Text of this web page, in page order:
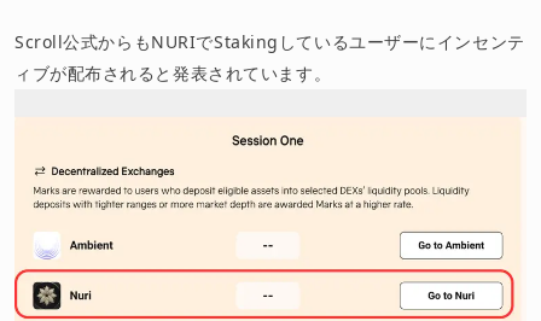
Scroll公式からもNURIでStakingしているユーザーにインセンテ
ィブが配布されると発表されています。